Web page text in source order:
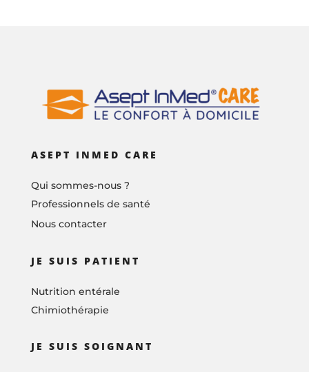
ASEPT INMED CARE
Qui sommes-nous ?
Professionnels de santé
Nous contacter
JE SUIS PATIENT
Nutrition entérale
Chimiothérapie
JE SUIS SOIGNANT